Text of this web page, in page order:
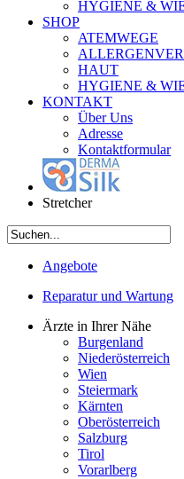
HYGIENE &
SHOP
ATEMWEGE
HAUT
HYGIENE &
KONTAKT
Über Uns
Adresse
Kontaktformular
Stretcher
Angebote
Reparatur und Wartung
Ärzte in Ihrer Nähe
Burgenland
Niederösterreich
Wien
Steiermark
Kärnten
Oberösterreich
Salzburg
Tirol
Vorarlberg